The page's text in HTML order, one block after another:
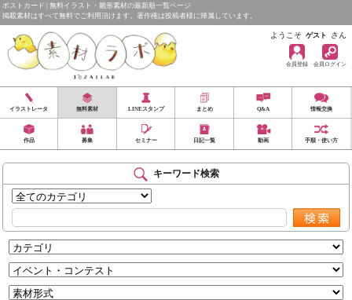
ポストカード | 無料イラスト・雛形素材の最新順一覧ページ
掲載素材はすべて無料でご利用頂けます。著作権は投稿者様に帰属しています。
ようこそ ゲスト さん
会員登録 会員ログイン
イラストレータ 無料素材 LINEスタンプ まとめ Q&A 情報交換
作品 募集 セミナー 日記一覧 動画 手順・使い方
キーワード検索